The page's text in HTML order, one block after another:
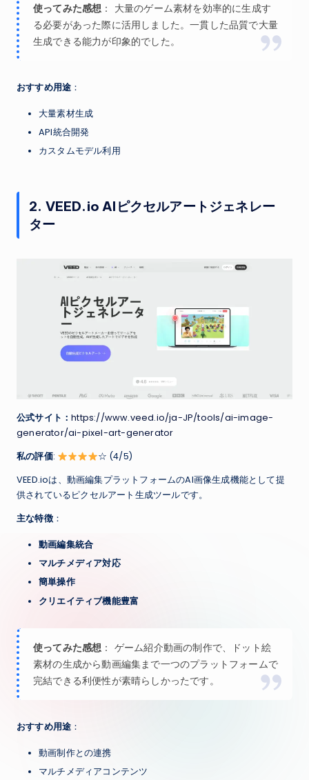
使ってみた感想 ： 大量のゲーム素材を効率的に生成す
る必要があった際に活用しました。一貫した品質で大量
生成できる能力が印象的でした。
おすすめ用途 ：
大量素材生成
API統合開発
カスタムモデル利用
2. VEED.io AIピクセルアートジェネレー
ター
公式サイト：https://www.veed.io/ja-JP/tools/ai-image-
generator/ai-pixel-art-generator
私の評価:
☆ (4/5)
VEED.ioは、動画編集プラットフォームのAI画像生成機能として提
供されているピクセルアート生成ツールです。
主な特徴：
動画編集統合
マルチメディア対応
簡単操作
クリエイティブ機能豊富
使ってみた感想 ： ゲーム紹介動画の制作で、ドット絵
素材の生成から動画編集まで一つのプラットフォームで
完結できる利便性が素晴らしかったです。
おすすめ用途 ：
動画制作との連携
マルチメディアコンテンツ